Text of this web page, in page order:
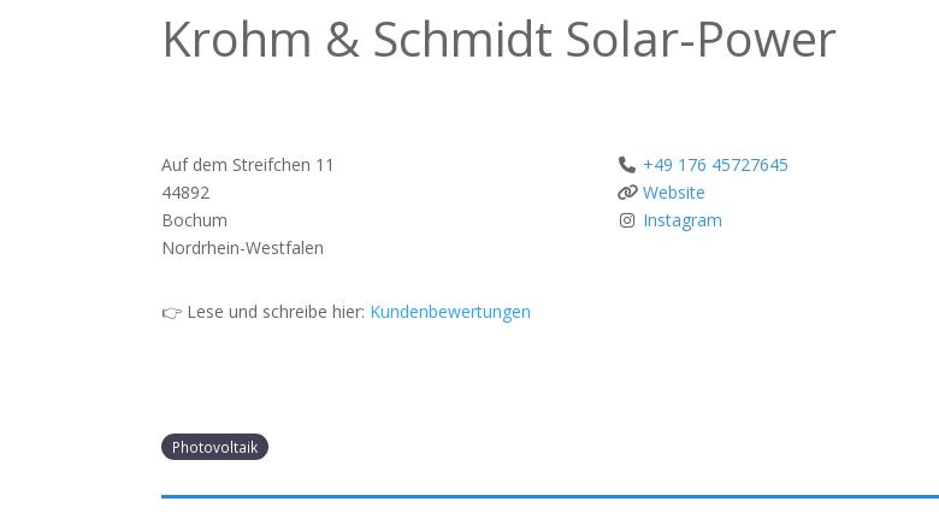
Krohm & Schmidt Solar-Power
Auf dem Streifchen 11
44892
Bochum
Nordrhein-Westfalen
👉 Lese und schreibe hier: Kundenbewertungen
+49 176 45727645
Website
Instagram
Photovoltaik